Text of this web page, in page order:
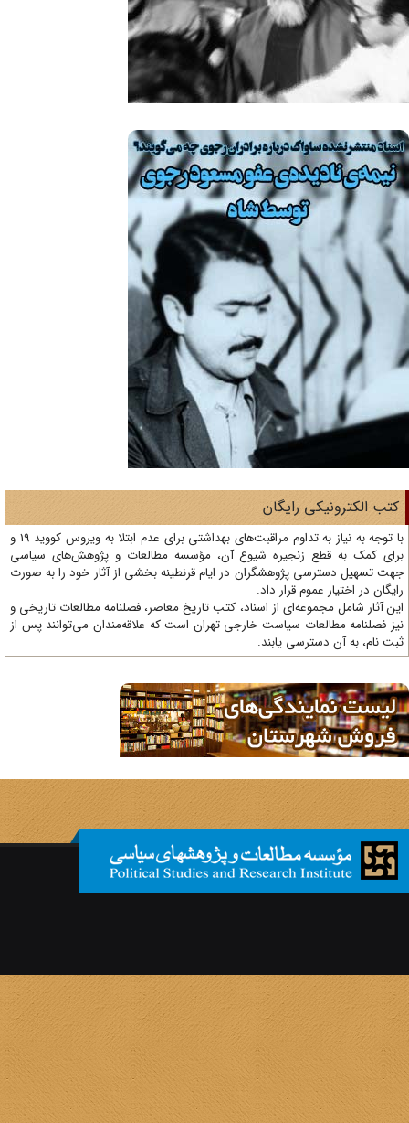
الکترونیکی رایگان
با توجه به نیاز به تداوم مراقبت‌های بهداشتی برای عدم ابتلا به ویروس کووید 19 و
کمک به قطع زنجیره شیوع آن، مؤسسه مطالعات و پژوهش‌های سیاسی
تسهیل دسترسی پژوهشگران در ایام قرنطینه بخشی از آثار خود را به صورت
در اختیار عموم قرار داد.
آثار شامل مجموعه‌ای از اسناد، کتب تاریخ معاصر، فصلنامه‌ مطالعات تاریخی و
فصلنامه مطالعات سیاست خارجی تهران است که علاقه‌مندان می‌توانند پس از
نام، به آن دسترسی یابند.